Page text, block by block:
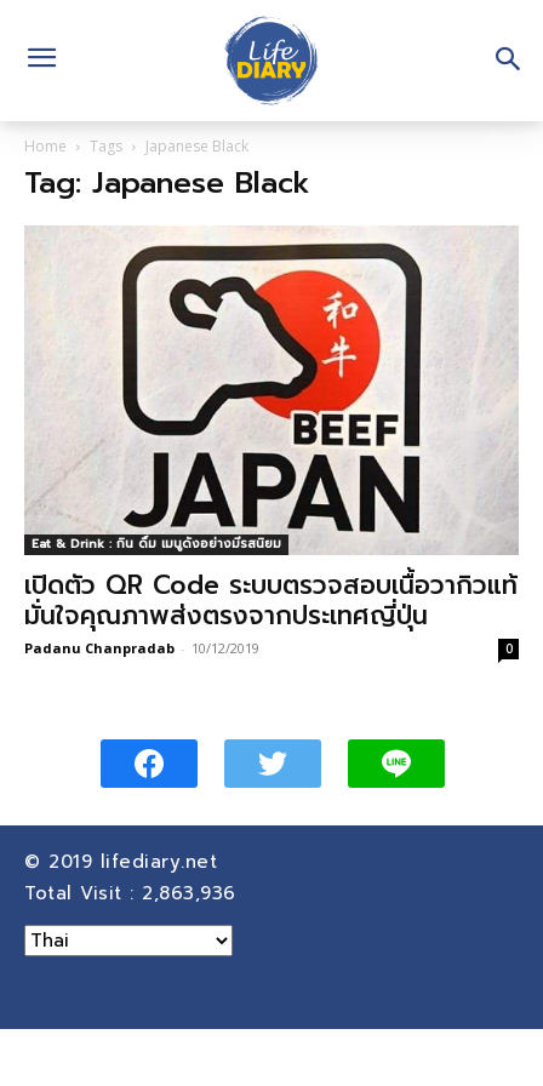
Home Tags Japanese Black
Tag: Japanese Black
Eat & Drink : กิน ดื่ม เมนูดังอย่างมีรสนิยม
เปิดตัว QR Code ระบบตรวจสอบเนื้อวากิวแท้
มั่นใจคุณภาพส่งตรงจากประเทศญี่ปุ่น
Padanu Chanpradab - 10/12/2019 0
© 2019 lifediary.net
Total Visit : 2,863,936